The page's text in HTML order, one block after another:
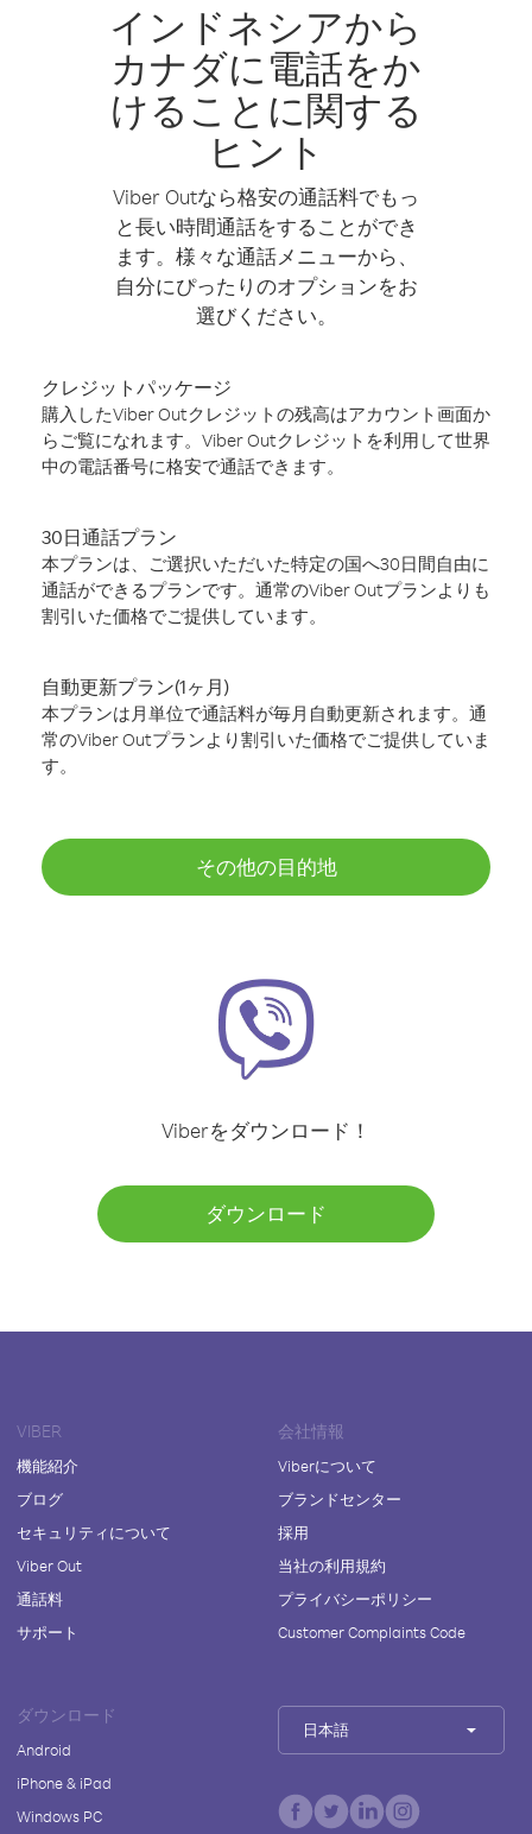
インドネシアから
カナダに電話をか
けることに関する
ヒント
Viber Outなら格安の通話料でもっ
と長い時間通話をすることができ
ます。様々な通話メニューから、
自分にぴったりのオプションをお
選びください。
クレジットパッケージ
購入したViber Outクレジットの残高はアカウント画面か
らご覧になれます。Viber Outクレジットを利用して世界
中の電話番号に格安で通話できます。
30日通話プラン
本プランは、ご選択いただいた特定の国へ30日間自由に
通話ができるプランです。通常のViber Outプランよりも
割引いた価格でご提供しています。
自動更新プラン(1ヶ月)
本プランは月単位で通話料が毎月自動更新されます。通
常のViber Outプランより割引いた価格でご提供していま
す。
その他の目的地
Viberをダウンロード！
ダウンロード
VIBER
機能紹介
ブログ
セキュリティについて
Viber Out
通話料
サポート
会社情報
Viberについて
ブランドセンター
採用
当社の利用規約
プライバシーポリシー
Customer Complaints Code
ダウンロード
Android
iPhone & iPad
Windows PC
日本語